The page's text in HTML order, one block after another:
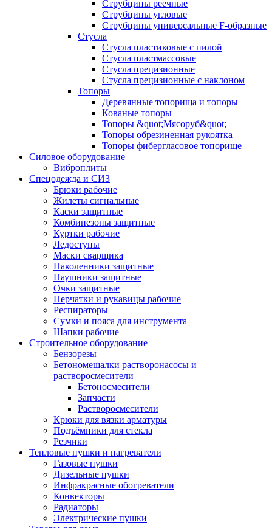
Струбцины реечные
Струбцины угловые
Струбцины универсальные F-образные
Стусла
Стусла пластиковые с пилой
Стусла пластмассовые
Стусла прецизионные
Стусла прецизионные с наклоном
Топоры
Деревянные топорища и топоры
Кованые топоры
Топоры &quot;Мясоруб&quot;
Топоры обрезиненная рукоятка
Топоры фибергласовое топорище
Силовое оборудование
Виброплиты
Спецодежда и СИЗ
Брюки рабочие
Жилеты сигнальные
Каски защитные
Комбинезоны защитные
Куртки рабочие
Ледоступы
Маски сварщика
Наколенники защитные
Наушники защитные
Очки защитные
Перчатки и рукавицы рабочие
Респираторы
Сумки и пояса для инструмента
Шапки рабочие
Строительное оборудование
Бензорезы
Бетономешалки растворонасосы и
растворосмесители
Бетоносмесители
Запчасти
Растворосмесители
Крюки для вязки арматуры
Подъёмники для стекла
Резчики
Тепловые пушки и нагреватели
Газовые пушки
Дизельные пушки
Инфракрасные обогреватели
Конвекторы
Радиаторы
Электрические пушки